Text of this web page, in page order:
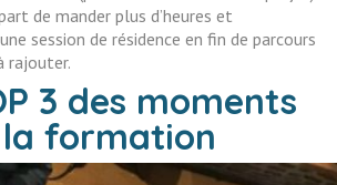
de mander plus d’heures et
session de résidence en fin de parcours
rajouter.
3 des moments
formation